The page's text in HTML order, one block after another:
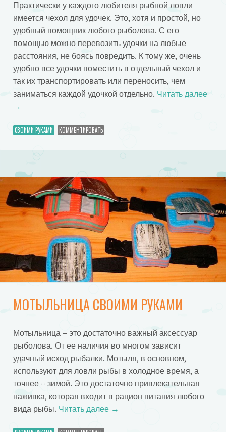
Практически у каждого любителя рыбной ловли
имеется чехол для удочек. Это, хотя и простой, но
удобный помощник любого рыболова. С его
помощью можно перевозить удочки на любые
расстояния, не боясь повредить. К тому же, очень
удобно все удочки поместить в отдельный чехол и
так их транспортировать или переносить, чем
заниматься каждой удочкой отдельно. Читать далее
→
СВОИМИ РУКАМИ КОММЕНТИРОВАТЬ
МОТЫЛЬНИЦА СВОИМИ РУКАМИ
Мотыльница – это достаточно важный аксессуар
рыболова. От ее наличия во многом зависит
удачный исход рыбалки. Мотыля, в основном,
используют для ловли рыбы в холодное время, а
точнее – зимой. Это достаточно привлекательная
наживка, которая входит в рацион питания любого
вида рыбы. Читать далее →